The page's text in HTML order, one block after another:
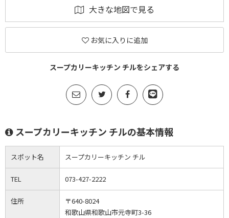
大きな地図で見る
お気に入りに追加
スープカリーキッチン チルをシェアする
スープカリーキッチン チルの基本情報
スポット名 スープカリーキッチン チル
TEL 073-427-2222
住所
〒640-8024
和歌山県和歌山市元寺町3-36